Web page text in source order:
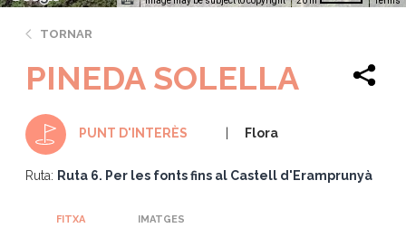
TORNAR
PINEDA SOLELLA
PUNT D'INTERÈS Flora
Ruta: Ruta 6. Per les fonts fins al Castell d'Eramprunyà
FITXA IMATGES